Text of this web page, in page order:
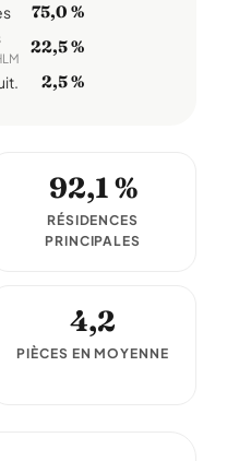
75,0 %
22,5 %
2,5 %
92,1 %
RÉSIDENCES
PRINCIPALES
4,2
PIÈCES EN MOYENNE